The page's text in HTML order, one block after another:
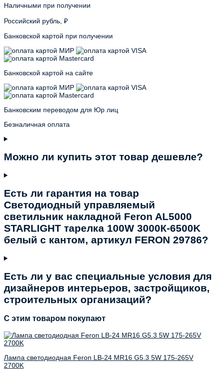
Наличными при получении
Российский рубль, ₽
Банковской картой при получении
Банковской картой на сайте
Банковским переводом для Юр лиц
Безналичная оплата
Можно ли купить этот товар дешевле?
Есть ли гарантия на товар
Светодиодный управляемый
светильник накладной Feron AL5000
STARLIGHT тарелка 100W 3000К-6500K
белый с кантом, артикул FERON 29786?
Есть ли у вас специальные условия для
дизайнеров интерьеров, застройщиков,
строительных организаций?
C этим товаром покупают
Лампа светодиодная Feron LB-24 MR16 G5.3 5W 175-265V
2700K